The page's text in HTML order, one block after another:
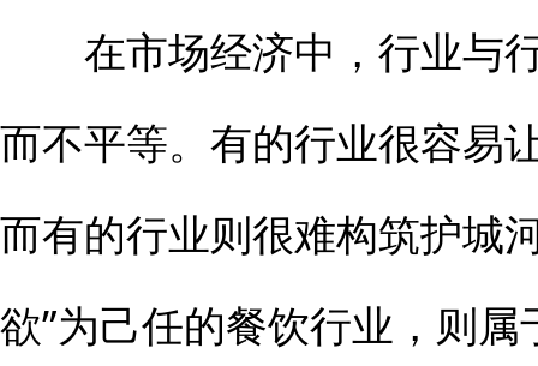
在市场经济中，行业与
而不平等。有的行业很容易
而有的行业则很难构筑护城
欲”为己任的餐饮行业，则